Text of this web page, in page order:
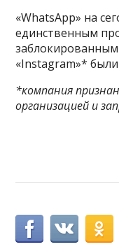
«WhatsApp» на
единственным
«Instagram»*
*компания
организацией и